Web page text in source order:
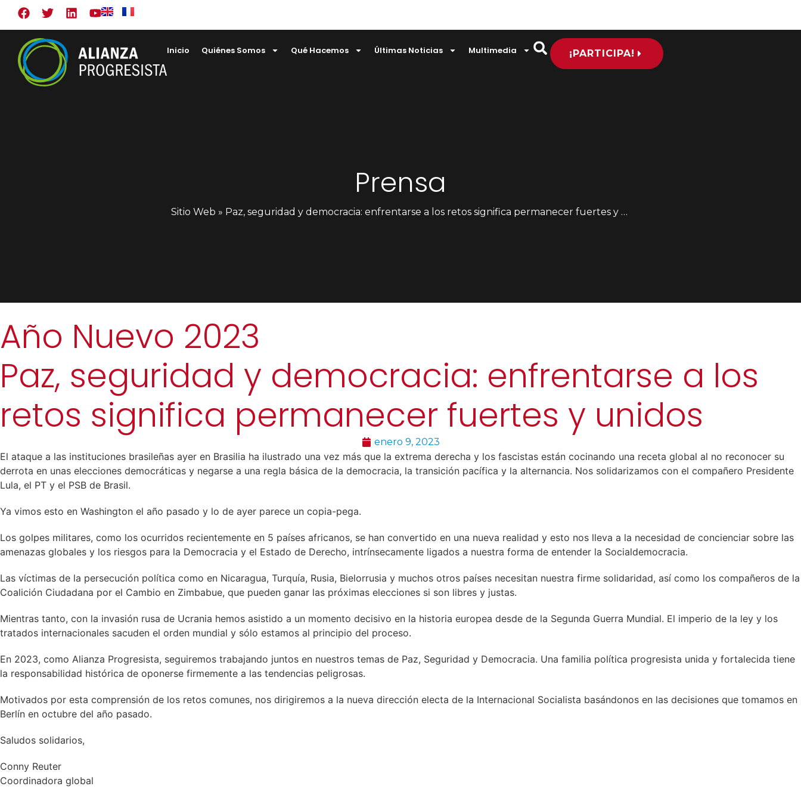
Inicio Quiénes Somos Qué Hacemos Últimas Noticias Multimedia ¡PARTICIPA!
Prensa
Sitio Web » Paz, seguridad y democracia: enfrentarse a los retos significa permanecer fuertes y unidos
Año Nuevo 2023
Paz, seguridad y democracia: enfrentarse a los
retos significa permanecer fuertes y unidos
enero 9, 2023
El ataque a las instituciones brasileñas ayer en Brasilia ha ilustrado una vez más que la extrema derecha y los fascistas están cocinando una receta global al no reconocer su
derrota en unas elecciones democráticas y negarse a una regla básica de la democracia, la transición pacífica y la alternancia. Nos solidarizamos con el compañero Presidente
Lula, el PT y el PSB de Brasil.
Ya vimos esto en Washington el año pasado y lo de ayer parece un copia-pega.
Los golpes militares, como los ocurridos recientemente en 5 países africanos, se han convertido en una nueva realidad y esto nos lleva a la necesidad de concienciar sobre las
amenazas globales y los riesgos para la Democracia y el Estado de Derecho, intrínsecamente ligados a nuestra forma de entender la Socialdemocracia.
Las víctimas de la persecución política como en Nicaragua, Turquía, Rusia, Bielorrusia y muchos otros países necesitan nuestra firme solidaridad, así como los compañeros de la
Coalición Ciudadana por el Cambio en Zimbabue, que pueden ganar las próximas elecciones si son libres y justas.
Mientras tanto, con la invasión rusa de Ucrania hemos asistido a un momento decisivo en la historia europea desde de la Segunda Guerra Mundial. El imperio de la ley y los
tratados internacionales sacuden el orden mundial y sólo estamos al principio del proceso.
En 2023, como Alianza Progresista, seguiremos trabajando juntos en nuestros temas de Paz, Seguridad y Democracia. Una familia política progresista unida y fortalecida tiene
la responsabilidad histórica de oponerse firmemente a las tendencias peligrosas.
Motivados por esta comprensión de los retos comunes, nos dirigiremos a la nueva dirección electa de la Internacional Socialista basándonos en las decisiones que tomamos en
Berlín en octubre del año pasado.
Saludos solidarios,
Conny Reuter
Coordinadora global